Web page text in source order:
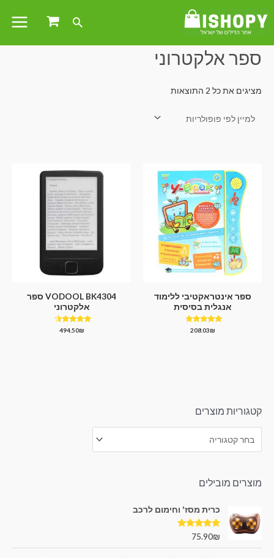
קטגוריות מוצרים
מוצרים מובילים
כרית מסז' וחימום לרכב
דורג5.00
75.90₪
עמוד הבית/ מוצרים המתויגים “ספר אלקטרוני”
ספר אלקטרוני
מציגים את כל ⁦2⁩ התוצאות
ספר אינטראקטיבי ללימוד
אנגלית בסיסית
דורג
208.03₪
VODOOL BK4304 ספר
אלקטרוני
דורג
494.50₪